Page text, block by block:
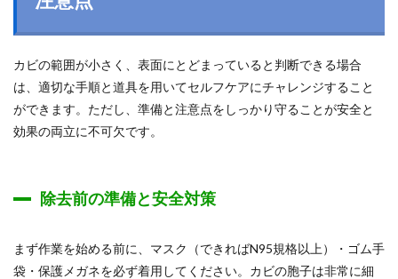
カビの範囲が小さく、表面にとどまっていると判断できる場合
は、適切な手順と道具を用いてセルフケアにチャレンジすること
ができます。ただし、準備と注意点をしっかり守ることが安全と
効果の両立に不可欠です。
除去前の準備と安全対策
まず作業を始める前に、マスク（できればN95規格以上）・ゴム手
袋・保護メガネを必ず着用してください。カビの胞子は非常に細